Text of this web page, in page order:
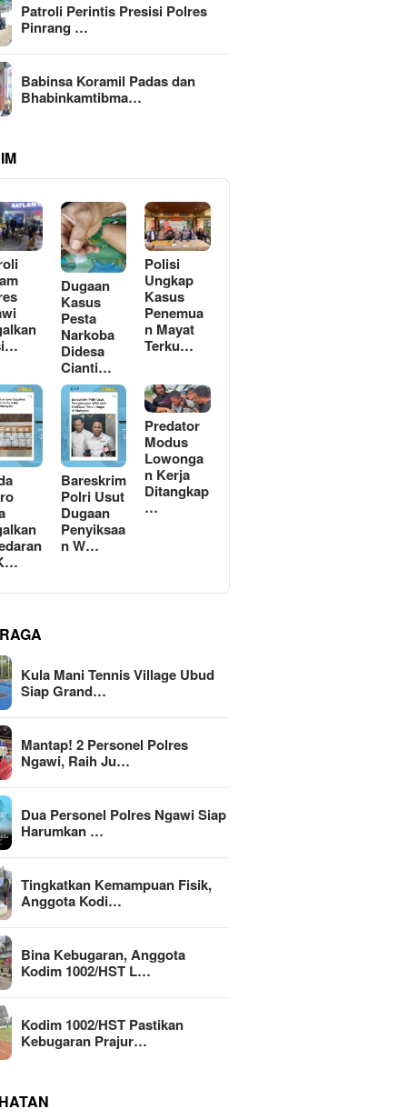
Patroli Perintis Presisi Polres
Pinrang …
Babinsa Koramil Padas dan
Bhabinkamtibma…
Dugaan
Kasus
Pesta
Narkoba
Didesa
Cianti…
Polisi
Ungkap
Kasus
Penemua
n Mayat
Terku…
Bareskrim
Polri Usut
Dugaan
Penyiksaa
n W…
Predator
Modus
Lowonga
n Kerja
Ditangkap
…
Kula Mani Tennis Village Ubud
Siap Grand…
Mantap! 2 Personel Polres
Ngawi, Raih Ju…
Dua Personel Polres Ngawi Siap
Harumkan …
Tingkatkan Kemampuan Fisik,
Anggota Kodi…
Bina Kebugaran, Anggota
Kodim 1002/HST L…
Kodim 1002/HST Pastikan
Kebugaran Prajur…